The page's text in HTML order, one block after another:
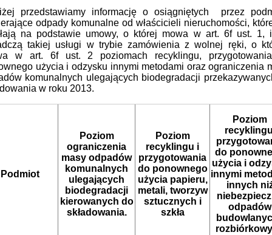
przedstawiamy informację o osiągniętych przez
odpady komunalne od właścicieli nieruchomości,
na podstawie umowy, o której mowa w art. 6f ust. 1,
takiej usługi w trybie zamówienia z wolnej ręki, o
w art. 6f ust. 2 poziomach recyklingu,
użycia i odzysku innymi metodami oraz ograniczenia
komunalnych ulegających biodegradacji
w roku 2013.
Podmiot
Poziom
ograniczenia
masy odpadów
komunalnych
ulegających
biodegradacji
kierowanych do
składowania.
Poziom
recyklingu i
przygotowania
do ponownego
użycia papieru,
metali, tworzyw
sztucznych i
szkła
Poziom
do
użycia i
innymi
innych
odpadów